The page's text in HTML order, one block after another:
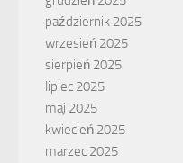
październik 2025
wrzesień 2025
sierpień 2025
lipiec 2025
maj 2025
kwiecień 2025
marzec 2025